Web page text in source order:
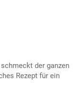
der ganzen
Rezept für ein